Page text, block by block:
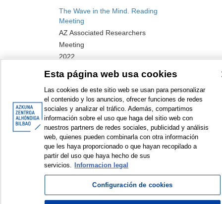
The Wave in the Mind. Reading
Meeting
AZ Associated Researchers
Meeting
2022
< Items sorted by: 1 to 1 of 1 >
© Azkuna Zentroa - Alhóndiga Bilbao
Esta página web usa cookies
Las cookies de este sitio web se usan para personalizar
el contenido y los anuncios, ofrecer funciones de redes
sociales y analizar el tráfico. Además, compartimos
información sobre el uso que haga del sitio web con
nuestros partners de redes sociales, publicidad y análisis
web, quienes pueden combinarla con otra información
que les haya proporcionado o que hayan recopilado a
partir del uso que haya hecho de sus
servicios.
Informacion legal
Configuración de cookies